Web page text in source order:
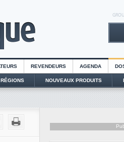
REVENDEURS AGENDA
RÉGIONS NOUVEAUX PRODUITS